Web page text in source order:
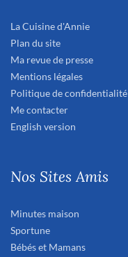
La Cuisine d'Annie
Plan du site
Ma revue de presse
Mentions légales
Politique de confidentialité
Me contacter
English version
Nos Sites Amis
Minutes maison
Sportune
Bébés et Mamans